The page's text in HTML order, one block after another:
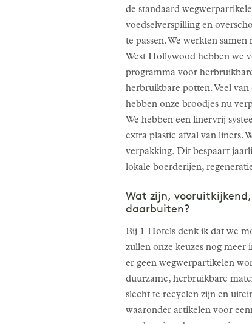
de standaard
voedselverspilling en
te passen. We werkten
West Hollywood hebben we
programma voor
herbruikbare potten. Veel
hebben onze broodjes nu
We hebben een linervrij
extra plastic afval van liners.
verpakking. Dit bespaart
lokale boerderijen,
Wat zijn,
daarbuiten?
Bij 1 Hotels denk ik dat we
zullen onze keuzes nog
er geen wegwerpartikelen
duurzame, herbruikbare
slecht te recyclen zijn en
waaronder artikelen voor